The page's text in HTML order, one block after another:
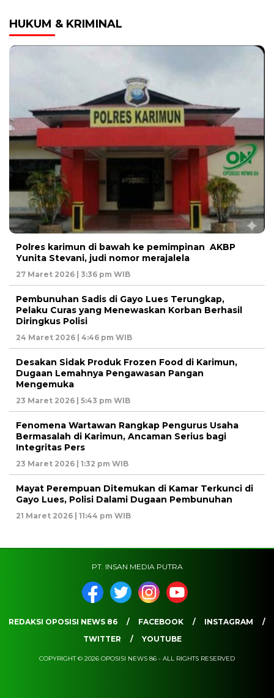
HUKUM & KRIMINAL
Polres karimun di bawah ke pemimpinan AKBP
Yunita Stevani, judi nomor merajalela
27 Maret 2026 | 3:36 pm WIB
Pembunuhan Sadis di Gayo Lues Terungkap,
Pelaku Curas yang Menewaskan Korban Berhasil
Diringkus Polisi
24 Maret 2026 | 4:46 pm WIB
Desakan Sidak Produk Frozen Food di Karimun,
Dugaan Lemahnya Pengawasan Pangan
Mengemuka
23 Maret 2026 | 5:43 pm WIB
Fenomena Wartawan Rangkap Pengurus Usaha
Bermasalah di Karimun, Ancaman Serius bagi
Integritas Pers
23 Maret 2026 | 1:32 pm WIB
Mayat Perempuan Ditemukan di Kamar Terkunci di
Gayo Lues, Polisi Dalami Dugaan Pembunuhan
21 Maret 2026 | 11:44 pm WIB
PT. INSAN MEDIA PUTRA
REDAKSI OPOSISI NEWS 86 FACEBOOK
INSTAGRAM
TWITTER
YOUTUBE
COPYRIGHT © 2026 OPOSISI NEWS 86 - ALL RIGHTS RESERVED